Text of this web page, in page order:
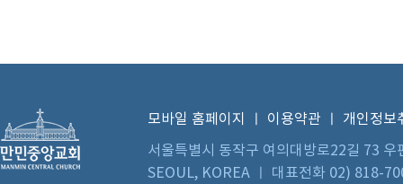
모바일 홈페이지 이용약관
개인정보
서울특별시 동작구 여의대방로22길 73
SEOUL, KOREA ㅣ 대표전화 02) 818-